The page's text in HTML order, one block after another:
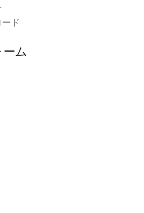
ド
ム